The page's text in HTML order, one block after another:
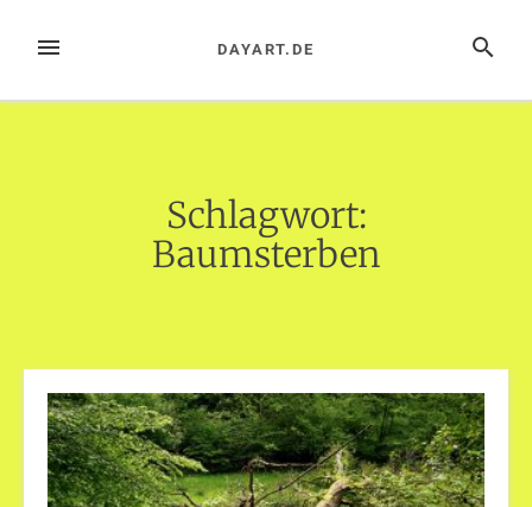
InhaltMENÜ SUCHE
DAYART.DE
Schlagwort:
Baumsterben